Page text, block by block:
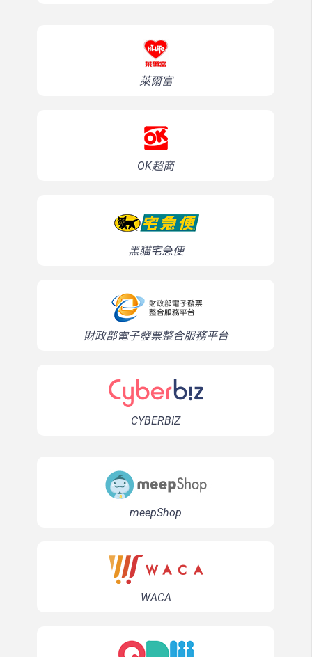
萊爾富
OK超商
黑貓宅急便
財政部電子發票整合服務平台
CYBERBIZ
meepShop
WACA